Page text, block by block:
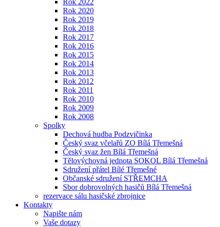
Rok 2022
Rok 2020
Rok 2019
Rok 2018
Rok 2017
Rok 2016
Rok 2015
Rok 2014
Rok 2013
Rok 2012
Rok 2011
Rok 2010
Rok 2009
Rok 2008
Spolky
Dechová hudba Podzvičinka
Český svaz včelařů ZO Bílá Třemešná
Český svaz žen Bílá Třemešná
Tělovýchovná jednota SOKOL Bílá Třemešná
Sdružení přátel Bílé Třemešné
Občanské sdružení STŘEMCHA
Sbor dobrovolných hasičů Bílá Třemešná
rezervace sálu hasičské zbrojnice
Kontakty
Napište nám
Vaše dotazy